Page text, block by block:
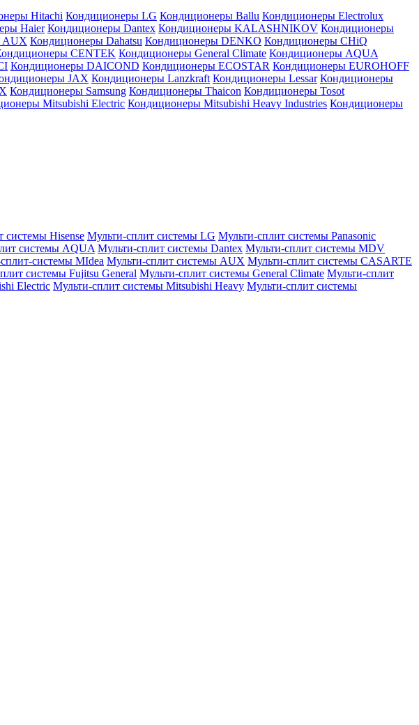
Hitachi Кондиционеры LG Кондиционеры Ballu Кондиционеры Electrolux
Haier Кондиционеры Dantex Кондиционеры KALASHNIKOV Кондиционеры
AUX Кондиционеры Dahatsu Кондиционеры DENKO Кондиционеры CHiQ
CENTEK Кондиционеры General Climate Кондиционеры AQUA
Кондиционеры DAICOND Кондиционеры ECOSTAR Кондиционеры EUROHOFF
JAX Кондиционеры Lanzkraft Кондиционеры Lessar Кондиционеры
Кондиционеры Samsung Кондиционеры Thaicon Кондиционеры Tosot
Mitsubishi Electric Кондиционеры Mitsubishi Heavy Industries Кондиционеры
системы Hisense Мульти-сплит системы LG Мульти-сплит системы Panasonic
системы AQUA Мульти-сплит системы Dantex Мульти-сплит системы MDV
системы MIdea Мульти-сплит системы AUX Мульти-сплит системы CASARTE
системы Fujitsu General Мульти-сплит системы General Climate Мульти-сплит
Electric Мульти-сплит системы Mitsubishi Heavy Мульти-сплит системы